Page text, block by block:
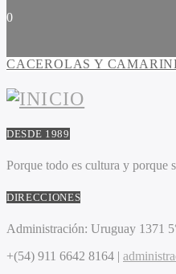
0
CACEROLAS Y
DESDE 1989
Porque todo es cultura y porque
DIRECCIONES
Administración: Uruguay 1371
+(54) 911 6642 8164 |